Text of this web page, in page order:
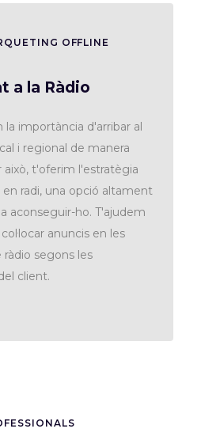
OFFLINE
a la Ràdio
la importància d'arribar al
i regional de manera
això, t'oferim l'estratègia
radi, una opció altament
aconseguir-ho. T'ajudem
anuncis en les
ràdio segons les
client.